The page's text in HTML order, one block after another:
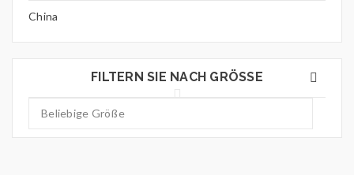
China
FILTERN SIE NACH GRÖSSE